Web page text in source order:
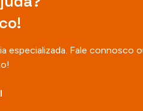
especializada. Fale connosco